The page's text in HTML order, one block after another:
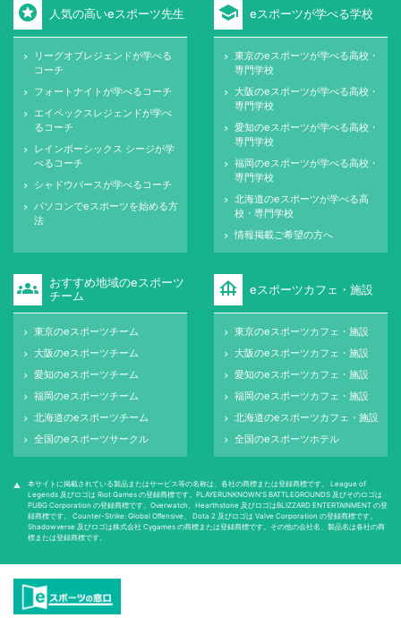
stars 人気の高いeスポーツ先生
keyboard_arrow_right
リーグオブレジェンドが学べる
コーチ
keyboard_arrow_right フォートナイトが学べるコーチ
keyboard_arrow_right
エイペックスレジェンドが学べ
るコーチ
keyboard_arrow_right
レインボーシックス シージが学
べるコーチ
keyboard_arrow_right シャドウバースが学べるコーチ
keyboard_arrow_right
パソコンでeスポーツを始める方
法
school eスポーツが学べる学校
keyboard_arrow_right
東京のeスポーツが学べる高校・
専門学校
keyboard_arrow_right
大阪のeスポーツが学べる高校・
専門学校
keyboard_arrow_right
愛知のeスポーツが学べる高校・
専門学校
keyboard_arrow_right
福岡のeスポーツが学べる高校・
専門学校
keyboard_arrow_right
北海道のeスポーツが学べる高
校・専門学校
keyboard_arrow_right 情報掲載ご希望の方へ
groups
おすすめ地域のeスポーツ
チーム
keyboard_arrow_right 東京のeスポーツチーム
keyboard_arrow_right 大阪のeスポーツチーム
keyboard_arrow_right 愛知のeスポーツチーム
keyboard_arrow_right 福岡のeスポーツチーム
keyboard_arrow_right 北海道のeスポーツチーム
keyboard_arrow_right 全国のeスポーツサークル
foundation eスポーツカフェ・施設
keyboard_arrow_right 東京のeスポーツカフェ・施設
keyboard_arrow_right 大阪のeスポーツカフェ・施設
keyboard_arrow_right 愛知のeスポーツカフェ・施設
keyboard_arrow_right 福岡のeスポーツカフェ・施設
keyboard_arrow_right 北海道のeスポーツカフェ・施設
keyboard_arrow_right 全国のeスポーツホテル
warning
本サイトに掲載されている製品またはサービス等の名称は、各社の商標または登録商標です。 League of
Legends 及びロゴは Riot Games の登録商標です。PLAYERUNKNOWN'S BATTLEGROUNDS 及びそのロゴは
PUBG Corporation の登録商標です。Overwatch、Hearthstone 及びロゴはBLIZZARD ENTERTAINMENT の登
録商標です。 Counter-Strike: Global Oﬀensive、 Dota 2 及びロゴは Valve Corporation の登録商標です。
Shadowverse 及びロゴは株式会社 Cygames の商標または登録商標です。その他の会社名、製品名は各社の商
標または登録商標です。